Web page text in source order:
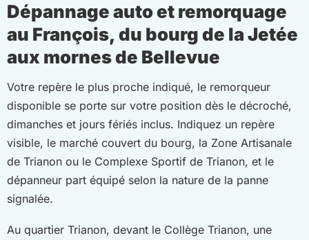
Dépannage auto et remorquage
au François, du bourg de la Jetée
aux mornes de Bellevue
Votre repère le plus proche indiqué, le remorqueur
disponible se porte sur votre position dès le décroché,
dimanches et jours fériés inclus. Indiquez un repère
visible, le marché couvert du bourg, la Zone Artisanale
de Trianon ou le Complexe Sportif de Trianon, et le
dépanneur part équipé selon la nature de la panne
signalée.
Au quartier Trianon, devant le Collège Trianon, une